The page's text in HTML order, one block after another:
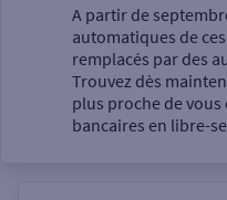
Un service
A partir de
automatiques de
remplacés par des
Trouvez dès
plus proche de
bancaires en libre-